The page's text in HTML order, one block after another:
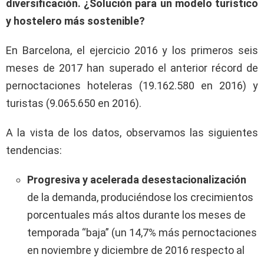
diversificación. ¿Solución para un modelo turístico
y hostelero más sostenible?
En Barcelona, el ejercicio 2016 y los primeros seis
meses de 2017 han superado el anterior récord de
pernoctaciones hoteleras (19.162.580 en 2016) y
turistas (9.065.650 en 2016).
A la vista de los datos, observamos las siguientes
tendencias:
Progresiva y acelerada desestacionalización
de la demanda, produciéndose los crecimientos
porcentuales más altos durante los meses de
temporada “baja” (un 14,7% más pernoctaciones
en noviembre y diciembre de 2016 respecto al